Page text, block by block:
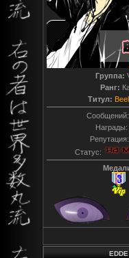
Группа:
Ранг:
Титул:
Сообщений:
Награды:
Репутация:
Статус:
EDDE